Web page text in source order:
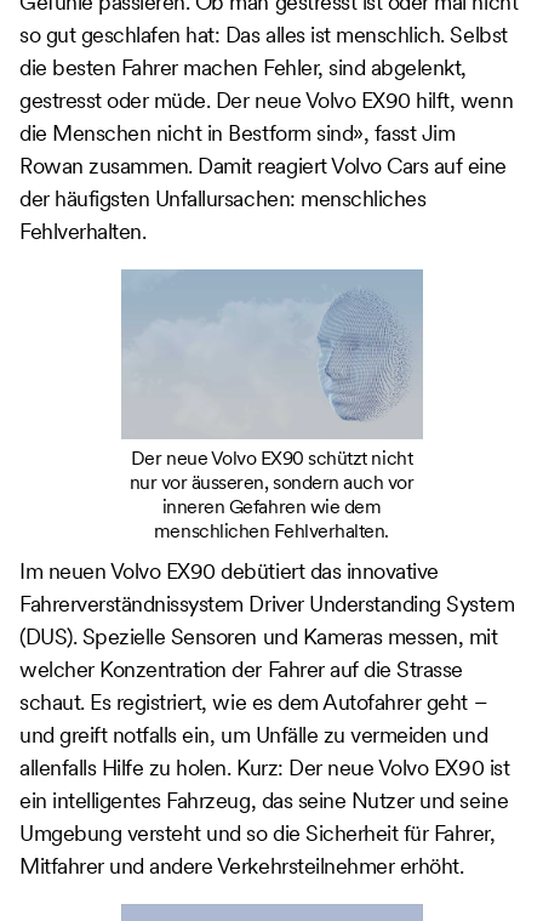
so gut geschlafen hat: Das alles ist menschlich. Selbst
die besten Fahrer machen Fehler, sind abgelenkt,
gestresst oder müde. Der neue Volvo EX90 hilft, wenn
die Menschen nicht in Bestform sind», fasst Jim
Rowan zusammen. Damit reagiert Volvo Cars auf eine
der häufigsten Unfallursachen: menschliches
Fehlverhalten.
Der neue Volvo EX90 schützt nicht
nur vor äusseren, sondern auch vor
inneren Gefahren wie dem
menschlichen Fehlverhalten.
Im neuen Volvo EX90 debütiert das innovative
Fahrerverständnissystem Driver Understanding System
(DUS). Spezielle Sensoren und Kameras messen, mit
welcher Konzentration der Fahrer auf die Strasse
schaut. Es registriert, wie es dem Autofahrer geht –
und greift notfalls ein, um Unfälle zu vermeiden und
allenfalls Hilfe zu holen. Kurz: Der neue Volvo EX90 ist
ein intelligentes Fahrzeug, das seine Nutzer und seine
Umgebung versteht und so die Sicherheit für Fahrer,
Mitfahrer und andere Verkehrsteilnehmer erhöht.